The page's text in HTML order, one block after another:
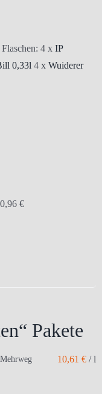
4 x IP
0,33l 4 x Wuiderer
0,96 €
Pakete
Mehrweg 10,61 €/l